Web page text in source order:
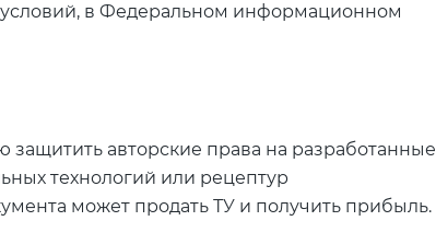
условий, в Федеральном информационном
авторские права на разработанные
технологий или рецептур
может продать ТУ и получить прибыль.